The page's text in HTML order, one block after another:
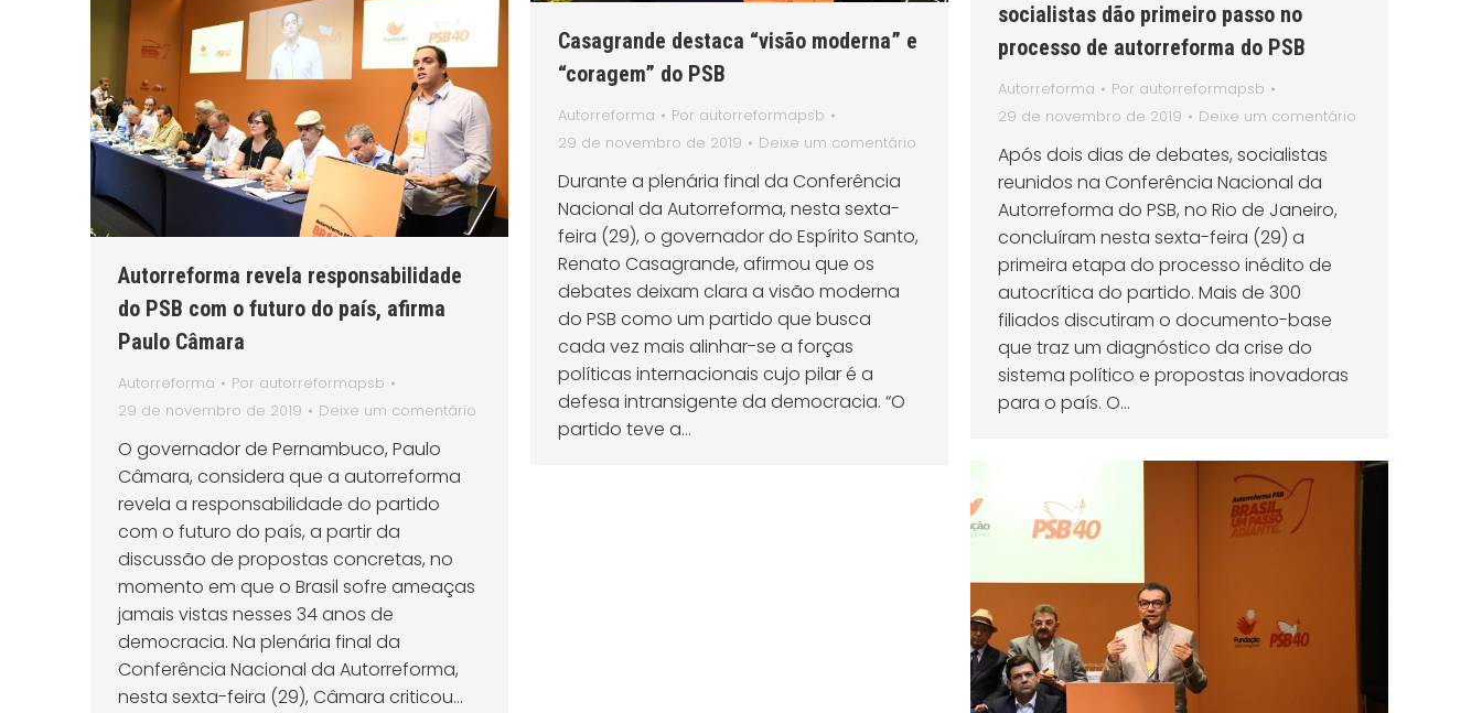
socialistas dão primeiro passo no
processo de autorreforma do PSB
Autorreforma Por autorreformapsb
29 de novembro de 2019
Deixe um comentário
Após dois dias de debates, socialistas
reunidos na Conferência Nacional da
Autorreforma do PSB, no Rio de Janeiro,
concluíram nesta sexta-feira (29) a
primeira etapa do processo inédito de
autocrítica do partido. Mais de 300
filiados discutiram o documento-base
que traz um diagnóstico da crise do
sistema político e propostas inovadoras
para o país. O…
Casagrande destaca “visão moderna” e
“coragem” do PSB
Autorreforma Por autorreformapsb
29 de novembro de 2019
Deixe um comentário
Durante a plenária final da Conferência
Nacional da Autorreforma, nesta sexta-
feira (29), o governador do Espírito Santo,
Renato Casagrande, afirmou que os
debates deixam clara a visão moderna
do PSB como um partido que busca
cada vez mais alinhar-se a forças
políticas internacionais cujo pilar é a
defesa intransigente da democracia. “O
partido teve a…
Autorreforma revela responsabilidade
do PSB com o futuro do país, afirma
Paulo Câmara
Autorreforma Por autorreformapsb
29 de novembro de 2019
Deixe um comentário
O governador de Pernambuco, Paulo
Câmara, considera que a autorreforma
revela a responsabilidade do partido
com o futuro do país, a partir da
discussão de propostas concretas, no
momento em que o Brasil sofre ameaças
jamais vistas nesses 34 anos de
democracia. Na plenária final da
Conferência Nacional da Autorreforma,
nesta sexta-feira (29), Câmara criticou…